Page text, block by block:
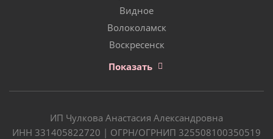
Видное
Волоколамск
Воскресенск
Показать
ИП Чулкова Анастасия Александровна
ИНН 331405822720 | ОГРН/ОГРНИП 325508100350519